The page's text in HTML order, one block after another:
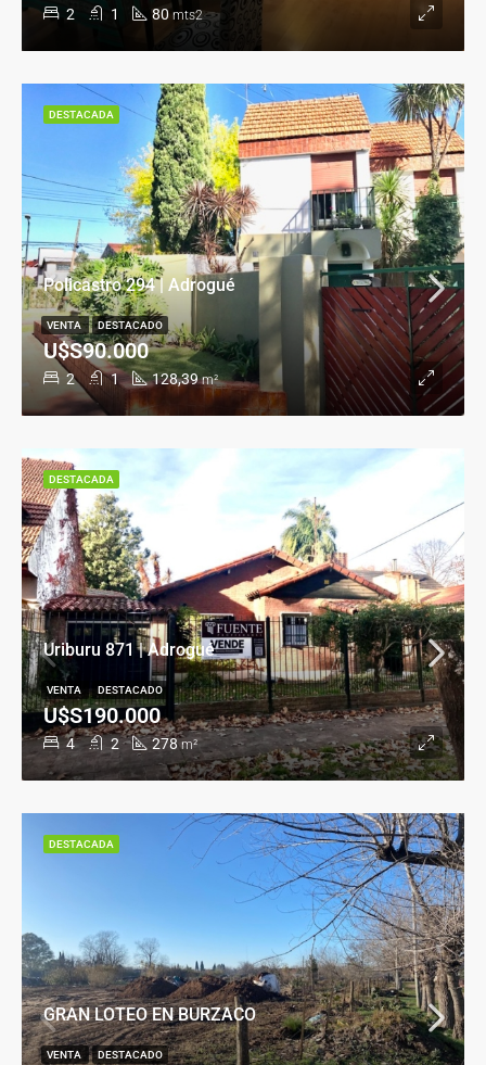
2 1 80 mts2
Policastro 294 | Adrogué
2 1 128,39 m²
U$S90.000
VENTA DESTACADO
DESTACADA
Uriburu 871 | Adrogué
4 2 278 m²
U$S190.000
VENTA DESTACADO
DESTACADA
GRAN LOTEO EN BURZACO
VENTA DESTACADO
DESTACADA